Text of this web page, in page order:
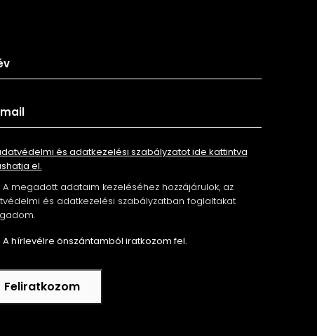
és adatkezelési szabályzatot ide kattintva
el.
A megadott adataim kezeléséhez hozzájárulok, az
és adatkezelési szabályzatban foglaltakat
A hírlevélre önszántamból iratkozom fel.
Feliratkozom